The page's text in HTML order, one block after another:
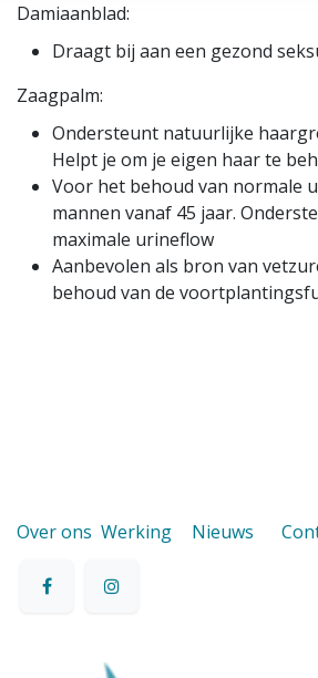
Damiaanblad:
Draagt bij aan een gezond
Zaagpalm:
Ondersteunt natuurlijke
Helpt je om je eigen haar te
Voor het behoud van normale
mannen vanaf 45 jaar.
maximale urineflow
Aanbevolen als bron van
behoud van de
Over ons Werking Nieuws